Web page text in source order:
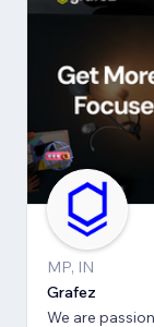
MP, IN
Grafez
We are